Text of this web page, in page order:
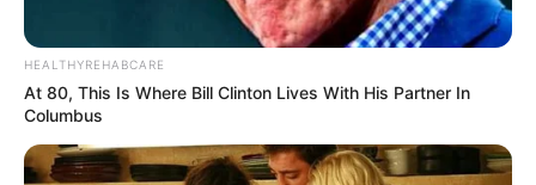
HEALTHYREHABCARE
At 80, This Is Where Bill Clinton Lives With His Partner In
Columbus